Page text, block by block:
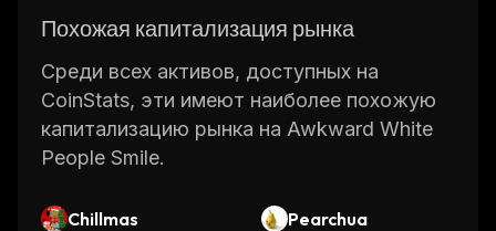
Похожая капитализация рынка
Среди всех активов, доступных на
CoinStats, эти имеют наиболее похожую
капитализацию рынка на Awkward White
People Smile.
Chillmas
Pearchua